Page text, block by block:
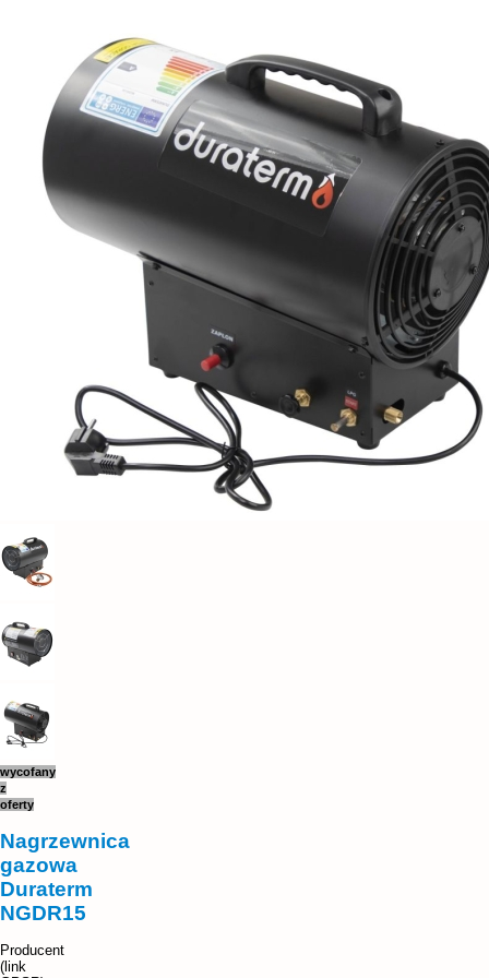
wycofany
z
oferty
Nagrzewnica
gazowa
Duraterm
NGDR15